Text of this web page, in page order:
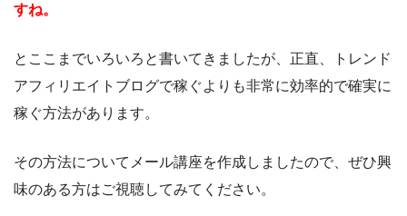
すね。
とここまでいろいろと書いてきましたが、正直、トレンド
アフィリエイトブログで稼ぐよりも非常に効率的で確実に
稼ぐ方法があります。
その方法についてメール講座を作成しましたので、ぜひ興
味のある方はご視聴してみてください。